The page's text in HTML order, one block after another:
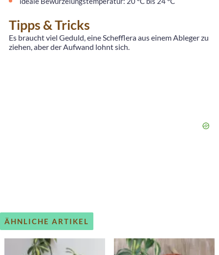
Tipps & Tricks
Es braucht viel Geduld, eine Schefflera aus einem Ableger zu
ziehen, aber der Aufwand lohnt sich.
ÄHNLICHE ARTIKEL